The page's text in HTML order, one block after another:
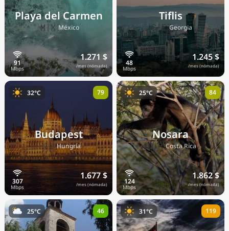
Playa del Carmen
🇲🇽México
1.271 $
/mes (nómada)
Tiflis
🇬🇪Georgia
1.245 $
/mes (nómada)
Budapest
🇭🇺Hungría
1.677 $
/mes (nómada)
32°C 79
Nosara
🇨🇷Costa Rica
1.862 $
/mes (nómada)
25°C 84
25°C 46 31°C 119